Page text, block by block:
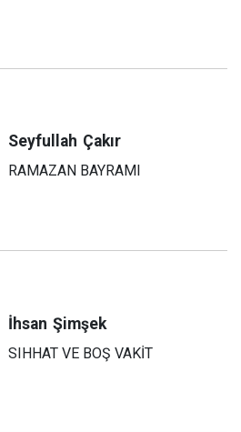
Seyfullah Çakır
RAMAZAN BAYRAMI
İhsan Şimşek
SIHHAT VE BOŞ VAKİT